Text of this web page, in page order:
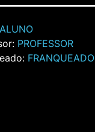
ALUNO
PROFESSOR
FRANQUEADO